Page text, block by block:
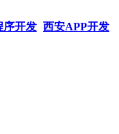
序开发 西安APP开发